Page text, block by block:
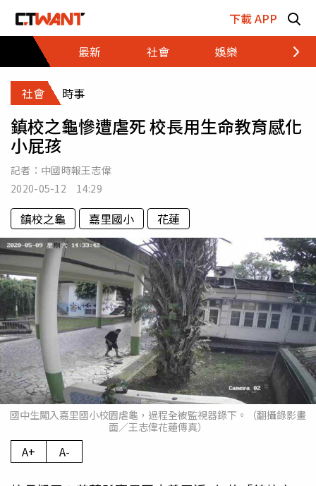
下載 APP
最新
社會 娛樂 財經
社會 時事
鎮校之龜慘遭虐死 校長用生命教育感化
小屁孩
記者： 中國時報王志偉
2020-05-12 14:29
鎮校之龜 嘉里國小 花蓮
國中生闖入嘉里國小校園虐龜，過程全被監視器錄下。（翻攝錄影畫
面／王志偉花蓮傳真）
A+ A-